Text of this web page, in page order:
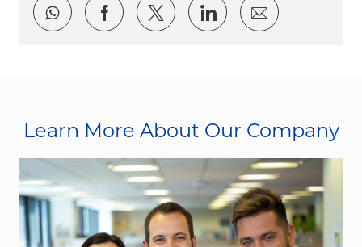
Share via whatsapp
Share via Facebook
Share via twitter
Share viaShare via
Learn More About Our Company